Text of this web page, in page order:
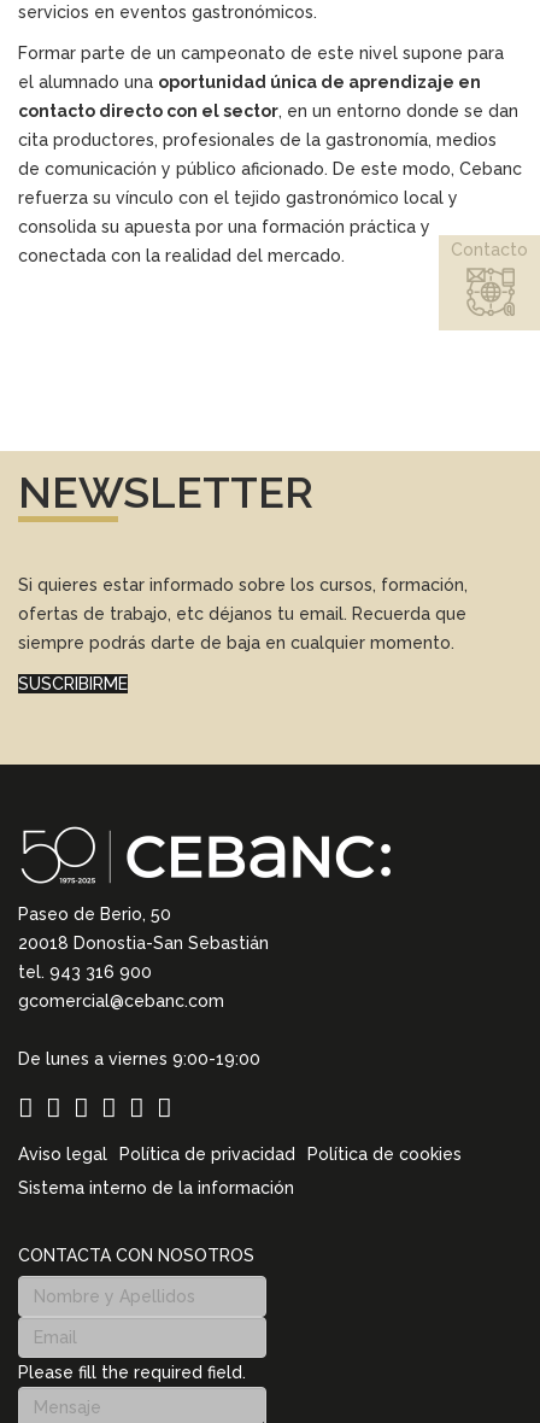
servicios en eventos gastronómicos.
Formar parte de un campeonato de este nivel supone para
el alumnado una oportunidad única de aprendizaje en
contacto directo con el sector, en un entorno donde se dan
cita productores, profesionales de la gastronomía, medios
de comunicación y público aficionado. De este modo, Cebanc
refuerza su vínculo con el tejido gastronómico local y
consolida su apuesta por una formación práctica y
conectada con la realidad del mercado.
NEWSLETTER
Si quieres estar informado sobre los cursos, formación,
ofertas de trabajo, etc déjanos tu email. Recuerda que
siempre podrás darte de baja en cualquier momento.
SUSCRIBIRME
Paseo de Berio, 50
20018 Donostia-San Sebastián
tel. 943 316 900
gcomercial@cebanc.com
De lunes a viernes 9:00-19:00
Aviso legal Política de privacidad
Política de cookies
Sistema interno de la información
CONTACTA CON NOSOTROS
Please fill the required field.
Contacto